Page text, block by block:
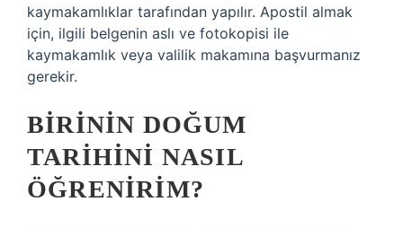
kaymakamlıklar tarafından yapılır. Apostil almak
için, ilgili belgenin aslı ve fotokopisi ile
kaymakamlık veya valilik makamına başvurmanız
gerekir.
BIRININ DOĞUM
TARIHINI NASIL
ÖĞRENIRIM?